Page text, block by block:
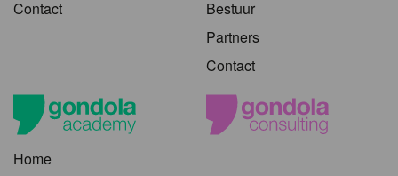
Contact
Bestuur
Partners
Contact
Home